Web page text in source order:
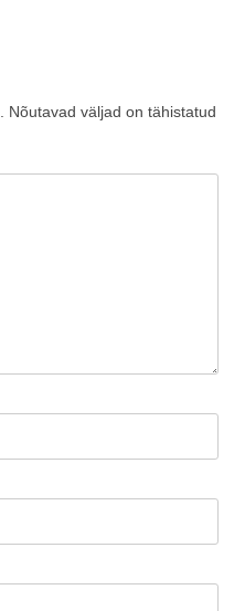
Nõutavad väljad on tähistatud